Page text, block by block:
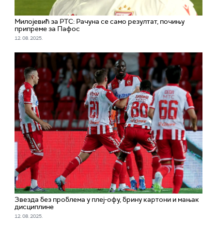
Милојевић за РТС: Рачуна се само резултат, почињу
припреме за Пафос
12. 08. 2025.
Звезда без проблема у плеј-офу, брину картони и мањак
дисциплине
12. 08. 2025.